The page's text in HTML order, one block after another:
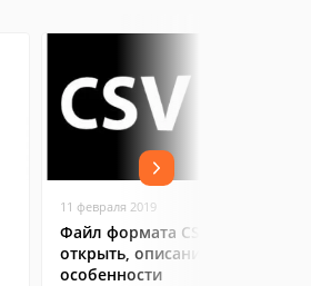
11 февраля 2019
Файл формата CSV: чем
открыть, описание,
особенности